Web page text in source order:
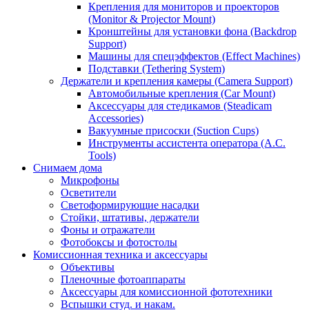
Крепления для мониторов и проекторов
(Monitor & Projector Mount)
Кронштейны для установки фона (Backdrop
Support)
Машины для спецэффектов (Effect Machines)
Подставки (Tethering System)
Держатели и крепления камеры (Camera Support)
Автомобильные крепления (Car Mount)
Аксессуары для стедикамов (Steadicam
Accessories)
Вакуумные присоски (Suction Cups)
Инструменты ассистента оператора (A.C.
Tools)
Снимаем дома
Микрофоны
Осветители
Светоформирующие насадки
Стойки, штативы, держатели
Фоны и отражатели
Фотобоксы и фотостолы
Комиссионная техника и аксессуары
Объективы
Пленочные фотоаппараты
Аксессуары для комиссионной фототехники
Вспышки студ. и накам.